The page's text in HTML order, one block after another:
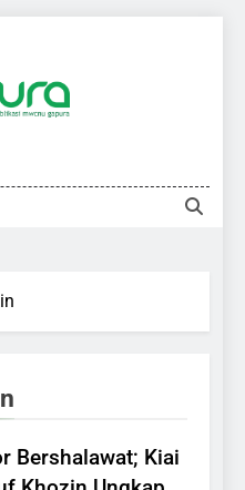
Bershalawat; Kiai